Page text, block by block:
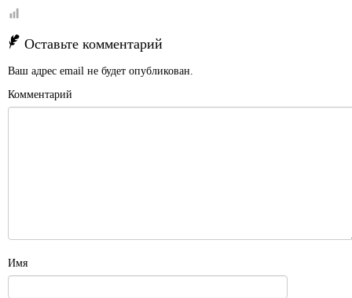
Оставьте комментарий
Ваш адрес email не будет опубликован.
Комментарий
Имя